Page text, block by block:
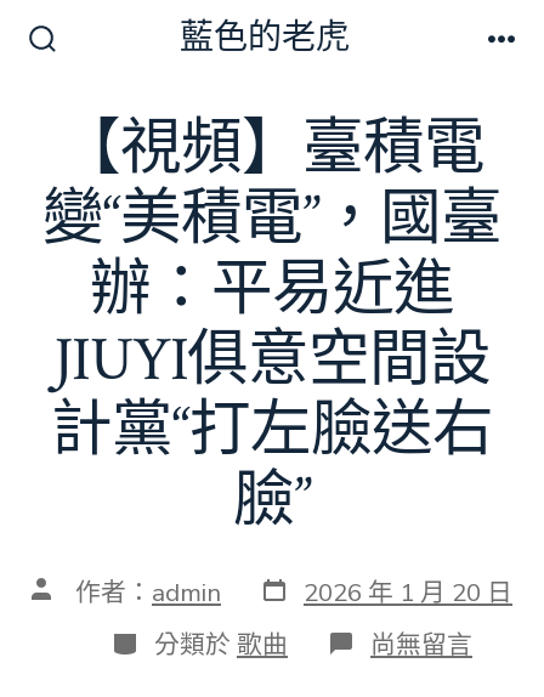
關
藍色的老虎
【視頻】臺積電
變“美積電”，國臺
辦：平易近進
JIUYI俱意空間設
計黨“打左臉送右
臉”
文 作者： admin 發
表
日
期
2026 年 1 月 20 日
分
類
分類於 歌曲 在
〈【視
尚無留言